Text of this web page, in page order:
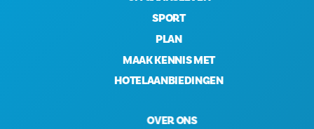
SPORT
PLAN
MAAK KENNIS MET
HOTELAANBIEDINGEN
OVER ONS